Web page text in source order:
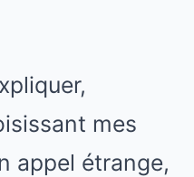
mes
appel étrange,